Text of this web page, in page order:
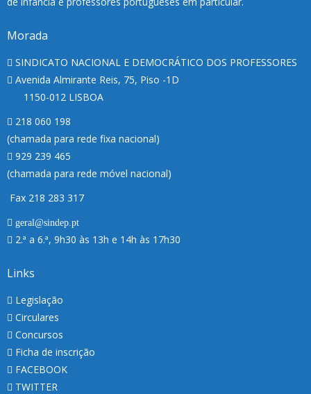
Morada
SINDICATO NACIONAL E DEMOCRÁTICO DOS PROFESSORES
Avenida Almirante Reis, 75, Piso -1D
1150-012 LISBOA
218 060 198
(chamada para rede fixa nacional)
929 239 465
(chamada para rede móvel nacional)
Fax 218 283 317
geral@sindep.pt
2.ª a 6.ª, 9h30 às 13h e 14h às 17h30
Links
Legislação
Circulares
Concursos
Ficha de inscrição
FACEBOOK
TWITTER